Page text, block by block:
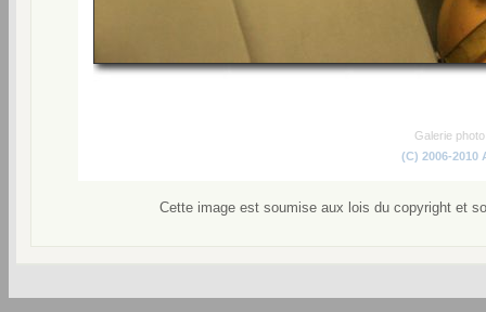
Galerie
(C) 2006-2010
Cette image est soumise aux lois du copyright et